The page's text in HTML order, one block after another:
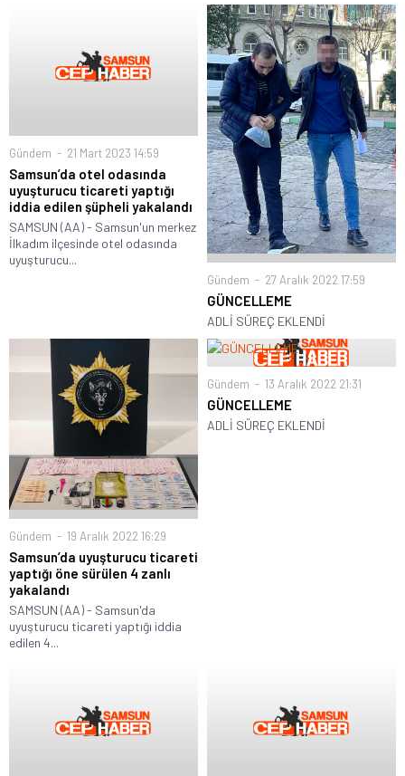
Gündem 21 Mart 2023 14:59
Samsun’da otel odasında
uyuşturucu ticareti yaptığı
iddia edilen şüpheli yakalandı
SAMSUN (AA) - Samsun'un merkez
İlkadım ilçesinde otel odasında
uyuşturucu...
Gündem 27 Aralık 2022 17:59
GÜNCELLEME
ADLİ SÜREÇ EKLENDİ
Gündem 19 Aralık 2022 16:29
Samsun’da uyuşturucu ticareti
yaptığı öne sürülen 4 zanlı
yakalandı
SAMSUN (AA) - Samsun'da
uyuşturucu ticareti yaptığı iddia
edilen 4...
Gündem 13 Aralık 2022 21:31
GÜNCELLEME
ADLİ SÜREÇ EKLENDİ